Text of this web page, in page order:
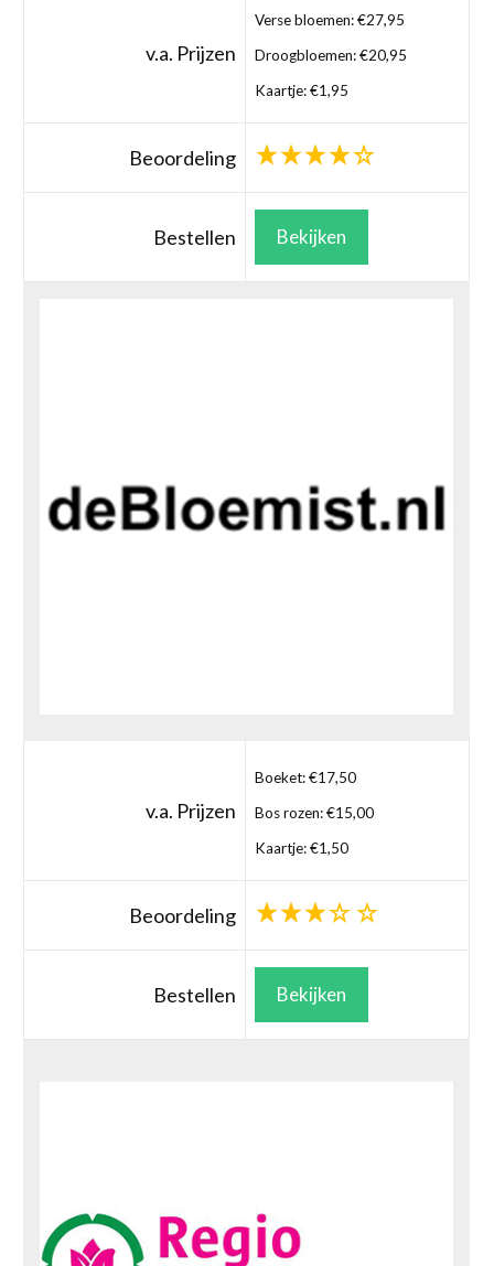
v.a. Prijzen
Verse bloemen: €27,95
Droogbloemen: €20,95
Kaartje: €1,95
Beoordeling
Bestellen Bekijken
v.a. Prijzen
Boeket: €17,50
Bos rozen: €15,00
Kaartje: €1,50
Beoordeling
Bestellen Bekijken